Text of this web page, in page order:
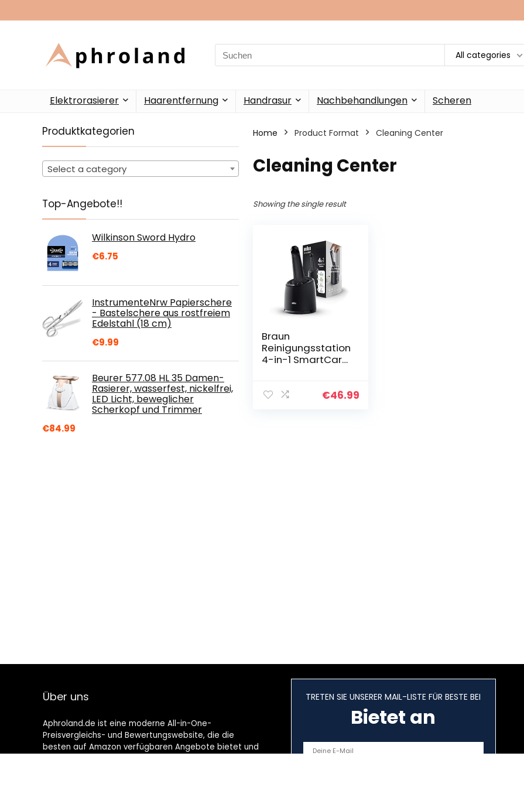
Search
for:
All categories
Elektrorasierer Haarentfernung Handrasur Nachbehandlungen Scheren
Produktkategorien
Select a category
Top-Angebote!!
Wilkinson Sword Hydro
€6.75
InstrumenteNrw Papierschere
- Bastelschere aus rostfreiem
Edelstahl (18 cm)
€9.99
Beurer 577.08 HL 35 Damen-
Rasierer, wasserfest, nickelfrei,
LED Licht, beweglicher
Scherkopf und Trimmer
€84.99
Home Product Format ‎Cleaning Center
‎Cleaning Center
Showing the single result
Braun
Reinigungsstation
4-in-1 SmartCare
Elektrorasierer,
€46.99
Über uns
Aphroland.de ist eine moderne All-in-One-
Preisvergleichs- und Bewertungswebsite, die die
besten auf Amazon verfügbaren Angebote bietet und
TRETEN SIE UNSERER MAIL-LISTE FÜR BESTE BEI
Bietet an